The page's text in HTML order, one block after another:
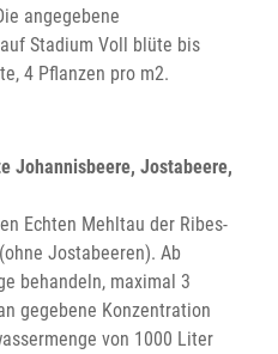
angegebene
Stadium Voll blüte bis
4 Pflanzen pro m2.
Johannisbeere, Jostabeere,
Echten Mehltau der Ribes-
Jostabeeren). Ab
behandeln, maximal 3
gegebene Konzentration
von 1000 Liter